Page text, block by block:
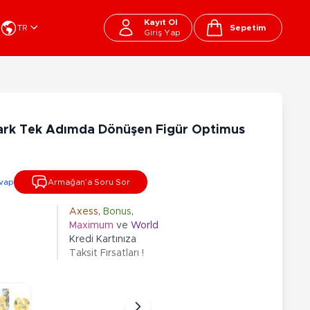
Bloklar
Hava - Spor - Deniz
Beslenme Çantası
Okul Araç Gereçleri
Matara
Lisanslı Peluşlar
10-12 Yaş
TR
Kayıt Ol
Giriş Yap
Cart
Sepetim
Tek Adımda Dönüşen Figür Optimus
Armağan’a Soru Sor
Axess, Bonus,
Maximum ve World
Kredi Kartınıza
Taksit Fırsatları !